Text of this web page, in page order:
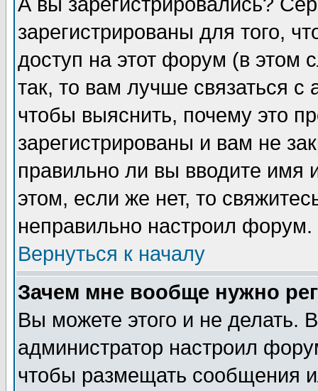
зарегистрированы для того,
доступ на этот форум (в этом
так, то вам лучше связаться
чтобы выяснить, почему это
зарегистрированы и вам не
правильно ли вы вводите
этом, если же нет, то
неправильно настроил форум.
Вернуться к началу
Зачем мне вообще нужно
Вы можете этого и не делать.
администратор настроил
чтобы размещать сообщения